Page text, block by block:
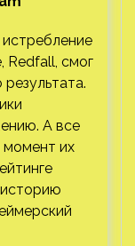
Redfall, смог
А все
момент их